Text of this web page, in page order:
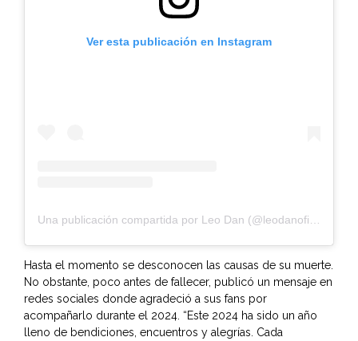
Ver esta publicación en Instagram
Hasta el momento se desconocen las causas de su muerte.
No obstante, poco antes de fallecer, publicó un mensaje en
redes sociales donde agradeció a sus fans por
acompañarlo durante el 2024. “Este 2024 ha sido un año
lleno de bendiciones, encuentros y alegrías. Cada